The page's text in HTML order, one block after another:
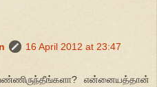
16 April 2012 at 23:47
என்னையத்தான்